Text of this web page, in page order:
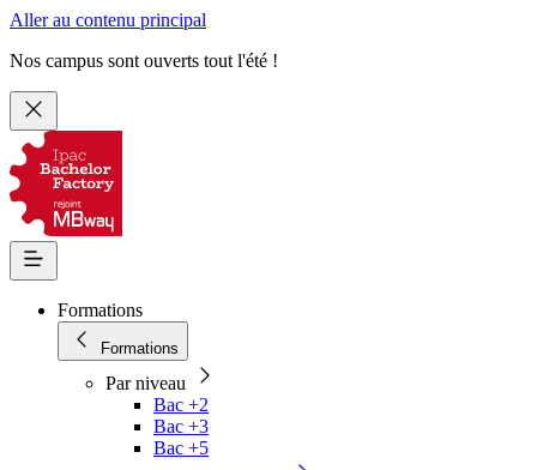
Aller au contenu principal
Nos campus sont ouverts tout l'été !
Formations
Formations
Par niveau
Bac +2
Bac +3
Bac +5